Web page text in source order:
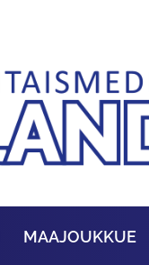
MAAJOUKKUE